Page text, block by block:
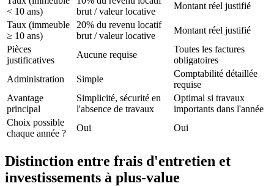
< 10 ans)
brut / valeur locative
Montant réel justifié
Taux (immeuble
≥ 10 ans)
20% du revenu locatif
brut / valeur locative
Montant réel justifié
Pièces
justificatives
Aucune requise
Toutes les factures
obligatoires
Administration
Simple
Comptabilité détaillée
requise
Avantage
principal
Simplicité, sécurité en
l'absence de travaux
Optimal si travaux
importants dans l'année
Choix possible
chaque année ?
Oui Oui
Distinction entre frais d'entretien et
investissements à plus-value